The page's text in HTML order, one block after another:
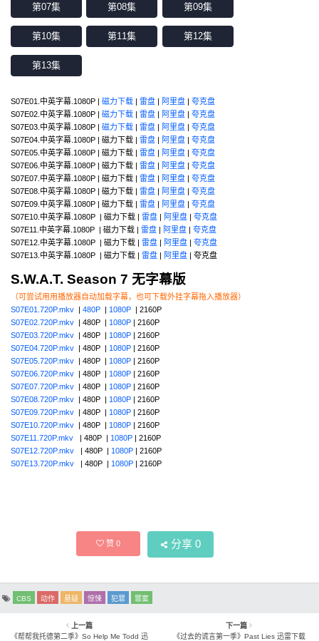
第07集 第08集 第09集
第10集 第11集 第12集
第13集
S07E01.中英字幕.1080P | 磁力下载 | 雷盘 | 阿里盘 | 夸克盘
S07E02.中英字幕.1080P | 磁力下载 | 雷盘 | 阿里盘 | 夸克盘
S07E03.中英字幕.1080P | 磁力下载 | 雷盘 | 阿里盘 | 夸克盘
S07E04.中英字幕.1080P | 磁力下载 | 雷盘 | 阿里盘 | 夸克盘
S07E05.中英字幕.1080P | 磁力下载 | 雷盘 | 阿里盘 | 夸克盘
S07E06.中英字幕.1080P | 磁力下载 | 雷盘 | 阿里盘 | 夸克盘
S07E07.中英字幕.1080P | 磁力下载 | 雷盘 | 阿里盘 | 夸克盘
S07E08.中英字幕.1080P | 磁力下载 | 雷盘 | 阿里盘 | 夸克盘
S07E09.中英字幕.1080P | 磁力下载 | 雷盘 | 阿里盘 | 夸克盘
S07E10.中英字幕.1080P | 磁力下载 | 雷盘 | 阿里盘 | 夸克盘
S07E11.中英字幕.1080P | 磁力下载 | 雷盘 | 阿里盘 | 夸克盘
S07E12.中英字幕.1080P | 磁力下载 | 雷盘 | 阿里盘 | 夸克盘
S07E13.中英字幕.1080P | 磁力下载 | 雷盘 | 阿里盘 | 夸克盘
S.W.A.T. Season 7 无字幕版
（可尝试用用播放器自动加载字幕，也可下载外挂字幕拖入播放器）
S07E01.720P.mkv | 480P | 1080P | 2160P
S07E02.720P.mkv | 480P | 1080P | 2160P
S07E03.720P.mkv | 480P | 1080P | 2160P
S07E04.720P.mkv | 480P | 1080P | 2160P
S07E05.720P.mkv | 480P | 1080P | 2160P
S07E06.720P.mkv | 480P | 1080P | 2160P
S07E07.720P.mkv | 480P | 1080P | 2160P
S07E08.720P.mkv | 480P | 1080P | 2160P
S07E09.720P.mkv | 480P | 1080P | 2160P
S07E10.720P.mkv | 480P | 1080P | 2160P
S07E11.720P.mkv | 480P | 1080P | 2160P
S07E12.720P.mkv | 480P | 1080P | 2160P
S07E13.720P.mkv | 480P | 1080P | 2160P
赞0 分享 0
CBS 动作 悬疑 惊悚 犯罪 罪案
上一篇
《帮帮我托德第二季》So Help Me Todd 迅
下一篇
《过去的谎言第一季》Past Lies 迅雷下载